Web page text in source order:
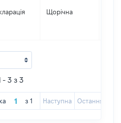
Щорічна
- 3 з 3
з 1 Наступна Остання